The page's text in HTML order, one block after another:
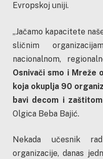
Evropskoj uniji.
„Jačamo kapacitete
sličnim
nacionalnom,
Osnivači smo i Mreže
koja okuplja 90
bavi decom i
Olgica Beba Bajić.
Nekada učesnik
organizacije, danas